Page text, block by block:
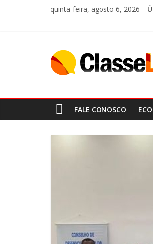
quinta-feira, agosto 6, 2026
FALE CONOSCO